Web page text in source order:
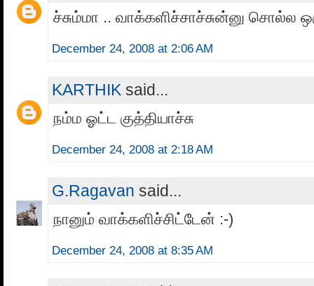
ச்சும்மா .. வாக்களிச்சாச்சுன்னு சொல்ல
December 24, 2008 at 2:06 AM
KARTHIK said...
நம்ம ஓட்ட குத்தியாச்சு
December 24, 2008 at 2:18 AM
G.Ragavan said...
நானும் வாக்களிச்சிட்டேன் :-)
December 24, 2008 at 8:35 AM